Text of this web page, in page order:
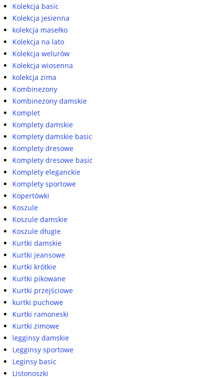
Kolekcja basic
Kolekcja jesienna
kolekcja masełko
Kolekcja na lato
Kolekcja welurów
Kolekcja wiosenna
kolekcja zima
Kombinezony
Kombinezony damskie
Komplet
Komplety damskie
Komplety damskie basic
Komplety dresowe
Komplety dresowe basic
Komplety eleganckie
Komplety sportowe
Kopertówki
Koszule
Koszule damskie
Koszule długie
Kurtki damskie
Kurtki jeansowe
Kurtki krótkie
Kurtki pikowane
Kurtki przejściowe
kurtki puchowe
Kurtki ramoneski
Kurtki zimowe
legginsy damskie
Legginsy sportowe
Leginsy basic
Listonoszki